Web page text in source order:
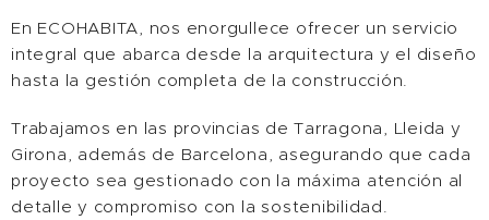
En ECOHABITA, nos enorgullece ofrecer un servicio
integral que abarca desde la arquitectura y el diseño
hasta la gestión completa de la construcción.
Trabajamos en las provincias de Tarragona, Lleida y
Girona, además de Barcelona, asegurando que cada
proyecto sea gestionado con la máxima atención al
detalle y compromiso con la sostenibilidad.